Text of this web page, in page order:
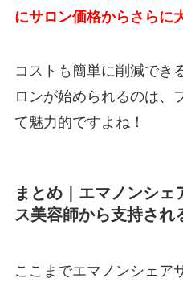
にサロン価格からさらに
コストも簡単に削減でき
ロンが始められるのは、
て魅力的ですよね！
まとめ｜エマノンシェ
ス美容師から支持され
ここまでエマノンシェア